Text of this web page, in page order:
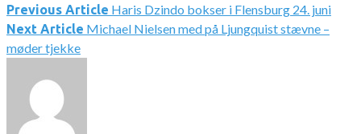
Indlægsnavigation
Previous Article Haris Dzindo bokser i Flensburg 24. juni
Next Article Michael Nielsen med på Ljungquist stævne –
møder tjekke